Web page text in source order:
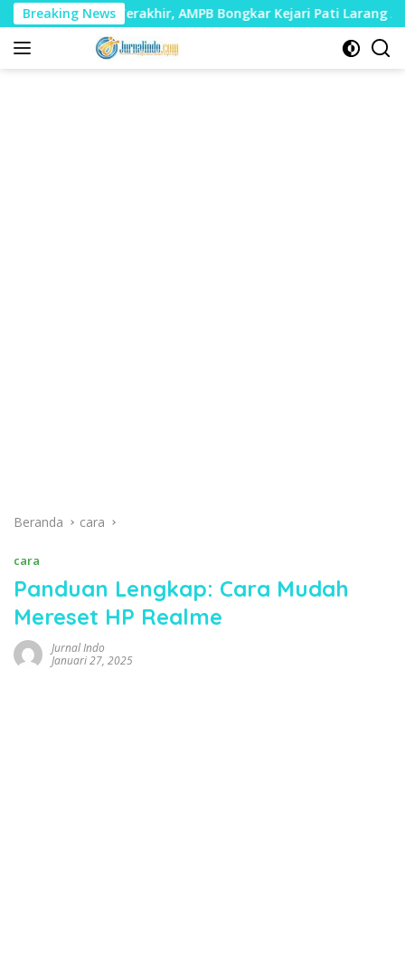
Langsung
ke
konten
Breaking News
Terakhir, AMPB Bongkar Kejari Pati Larang Audiensi
Beranda cara
cara
Panduan Lengkap: Cara Mudah
Mereset HP Realme
Jurnal Indo
Januari 27, 2025